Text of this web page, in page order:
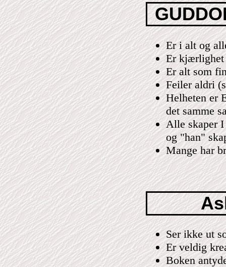
Er i alt og
Er kjærlighet
Er alt som
Feiler aldri
Helheten er
det samme
Alle skaper
og "han"
Mange har
Ser ikke ut
Er veldig
Boken